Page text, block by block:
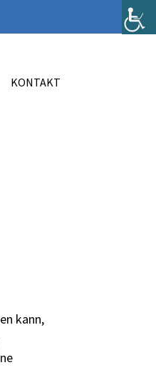
KONTAKT
kann,